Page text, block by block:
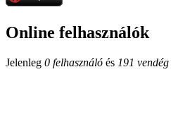
Online felhasználók
Jelenleg 0 felhasználó és 191 vendég